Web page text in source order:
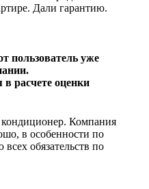
Дали гарантию.
пользователь уже
расчете оценки
кондиционер. Компания
в особенности по
обязательств по